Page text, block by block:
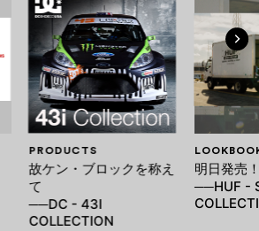
PRODUCTS
故ケン・ブロックを称え
て
──DC - 43I
COLLECTION
明日発売
──HUF -